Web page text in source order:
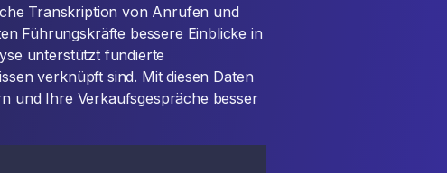
Transkription von Anrufen und
Führungskräfte bessere Einblicke in
unterstützt fundierte
verknüpft sind. Mit diesen Daten
und Ihre Verkaufsgespräche besser